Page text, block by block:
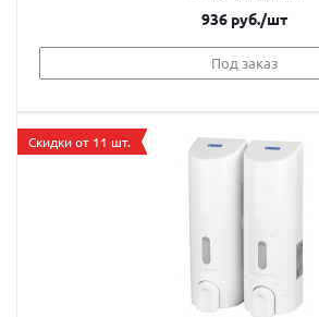
936 руб./шт
Под заказ
Скидки от 11 шт.